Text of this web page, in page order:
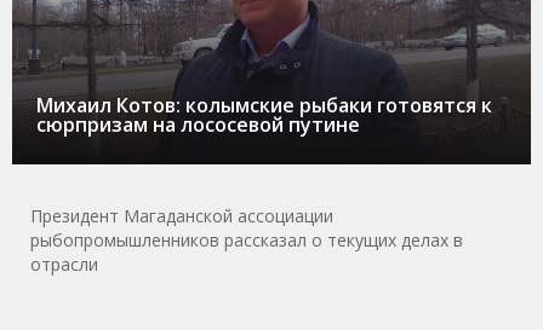
Михаил Котов: колымские рыбаки готовятся к
сюрпризам на лососевой путине
Президент Магаданской ассоциации
рыбопромышленников рассказал о текущих делах в
отрасли